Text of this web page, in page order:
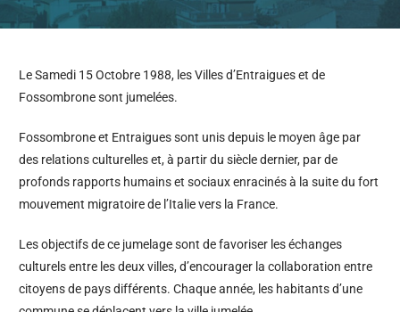
Le Samedi 15 Octobre 1988, les Villes d’Entraigues et de
Fossombrone sont jumelées.
Fossombrone et Entraigues sont unis depuis le moyen âge par
des relations culturelles et, à partir du siècle dernier, par de
profonds rapports humains et sociaux enracinés à la suite du fort
mouvement migratoire de l’Italie vers la France.
Les objectifs de ce jumelage sont de favoriser les échanges
culturels entre les deux villes, d’encourager la collaboration entre
citoyens de pays différents. Chaque année, les habitants d’une